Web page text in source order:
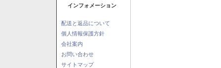
インフォメーション
配送と返品について
個人情報保護方針
会社案内
お問い合わせ
サイトマップ